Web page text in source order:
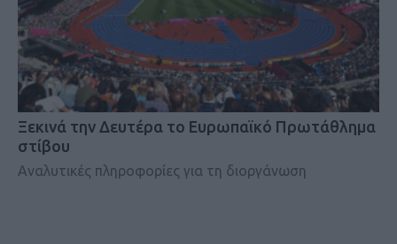
Ξεκινά την Δευτέρα το Ευρωπαϊκό Πρωτάθλημα
στίβου
Αναλυτικές πληροφορίες για τη διοργάνωση